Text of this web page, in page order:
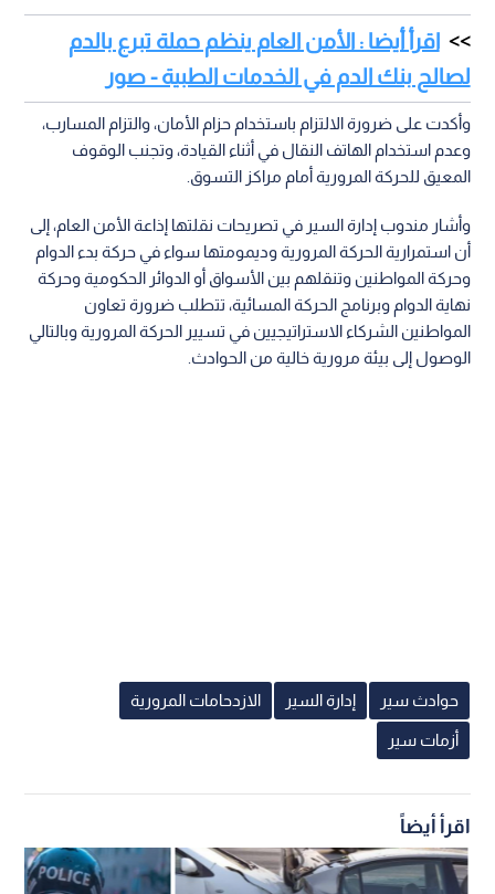
اقرأ أيضا : الأمن العام ينظم حملة تبرع بالدم
لصالح بنك الدم في الخدمات الطبية - صور
وأكدت على ضرورة الالتزام باستخدام حزام الأمان، والتزام المسارب،
وعدم استخدام الهاتف النقال في أثناء القيادة، وتجنب الوقوف
المعيق للحركة المرورية أمام مراكز التسوق.
وأشار مندوب إدارة السير في تصريحات نقلتها إذاعة الأمن العام، إلى
أن استمرارية الحركة المرورية وديمومتها سواء في حركة بدء الدوام
وحركة المواطنين وتنقلهم بين الأسواق أو الدوائر الحكومية وحركة
نهاية الدوام وبرنامج الحركة المسائية، تتطلب ضرورة تعاون
المواطنين الشركاء الاستراتيجيين في تسيير الحركة المرورية وبالتالي
الوصول إلى بيئة مرورية خالية من الحوادث.
حوادث سير إدارة السير الازدحامات المرورية
أزمات سير
اقرأ أيضاً